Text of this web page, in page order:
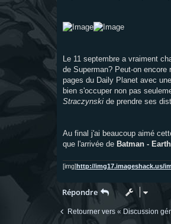
Le 11 septembre a vraiment
de Superman? Peut-on
pages du Daily Planet avec
bien s'occuper non pas
Straczynski de prendre ses
Au final j'ai beaucoup aimé
que l'arrivée de Batman -
[img]http://img17.imageshack.us/
Répondre
Retourner vers « Discussion